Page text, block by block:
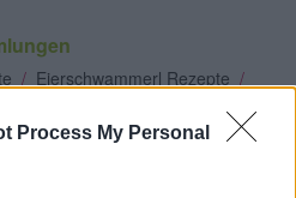
Process My Personal
/ Eierschwammerl Rezepte /
Jausen Rezepte
Gewürze Rezepte/ Omelett